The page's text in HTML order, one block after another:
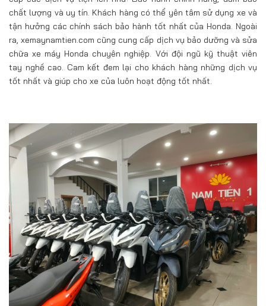
chất lượng và uy tín. Khách hàng có thể yên tâm sử dụng xe và
tận hưởng các chính sách bảo hành tốt nhất của Honda. Ngoài
ra, xemaynamtien.com cũng cung cấp dịch vụ bảo dưỡng và sửa
chữa xe máy Honda chuyên nghiệp. Với đội ngũ kỹ thuật viên
tay nghề cao. Cam kết đem lại cho khách hàng những dịch vụ
tốt nhất và giúp cho xe của luôn hoạt động tốt nhất.